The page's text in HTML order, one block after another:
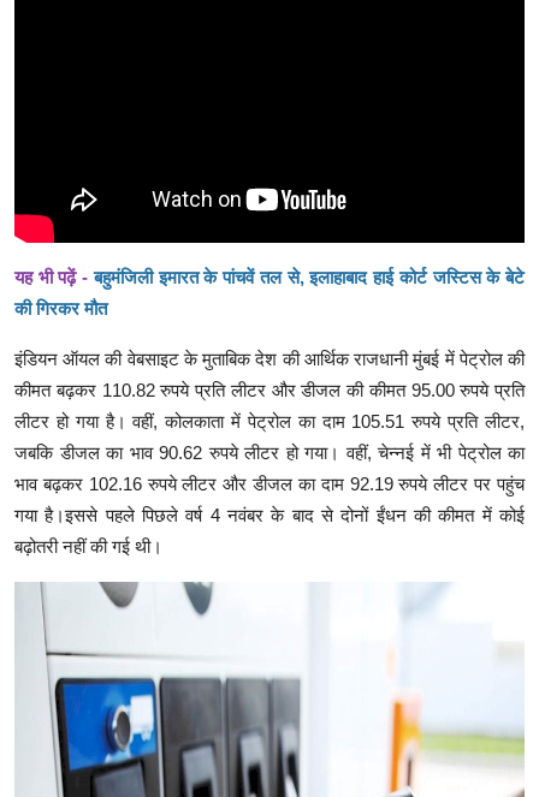
यह भी पढ़ें -बहुमंजिली इमारत के पांचवें तल से, इलाहाबाद हाई कोर्ट जस्टिस के बेटे
की गिरकर मौत
इंडियन ऑयल की वेबसाइट के मुताबिक देश की आर्थिक राजधानी मुंबई में पेट्रोल की
कीमत बढ़कर 110.82 रुपये प्रति लीटर और डीजल की कीमत 95.00 रुपये प्रति
लीटर हो गया है। वहीं, कोलकाता में पेट्रोल का दाम 105.51 रुपये प्रति लीटर,
जबकि डीजल का भाव 90.62 रुपये लीटर हो गया। वहीं, चेन्नई में भी पेट्रोल का
भाव बढ़कर 102.16 रुपये लीटर और डीजल का दाम 92.19 रुपये लीटर पर पहुंच
गया है।इससे पहले पिछले वर्ष 4 नवंबर के बाद से दोनों ईंधन की कीमत में कोई
बढ़ोतरी नहीं की गई थी।